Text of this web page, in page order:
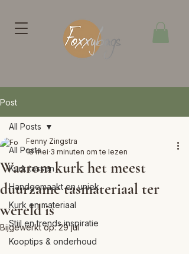
Post
All Posts
Kurk tassen
Handgemaakt en uniek
Kurk en materiaal
Stijl en trends inspiratie
Kooptips & onderhoud
All Posts
Waarom kurk het meest
duurzame tasmateriaal ter
wereld is
Fenny Zingstra
18 mei 3 minuten om te lezen
Bijgewerkt op:29 jul